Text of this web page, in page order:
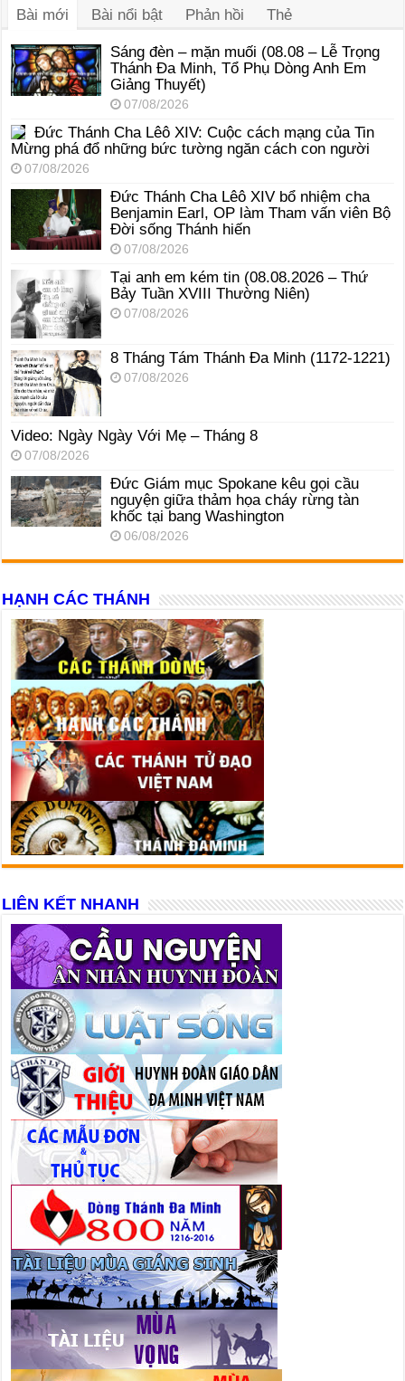
Bài mới Bài nổi bật Phản hồi Thẻ
Sáng đèn – mặn muối (08.08 – Lễ Trọng
Thánh Đa Minh, Tổ Phụ Dòng Anh Em
Giảng Thuyết)
07/08/2026
Đức Thánh Cha Lêô XIV: Cuộc cách mạng của Tin
Mừng phá đổ những bức tường ngăn cách con người
07/08/2026
Đức Thánh Cha Lêô XIV bổ nhiệm cha
Benjamin Earl, OP làm Tham vấn viên Bộ
Đời sống Thánh hiến
07/08/2026
Tại anh em kém tin (08.08.2026 – Thứ
Bảy Tuần XVIII Thường Niên)
07/08/2026
8 Tháng Tám Thánh Ða Minh (1172-1221)
07/08/2026
Video: Ngày Ngày Với Mẹ – Tháng 8
07/08/2026
Đức Giám mục Spokane kêu gọi cầu
nguyện giữa thảm họa cháy rừng tàn
khốc tại bang Washington
06/08/2026
HẠNH CÁC THÁNH
LIÊN KẾT NHANH